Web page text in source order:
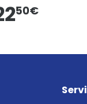
50€